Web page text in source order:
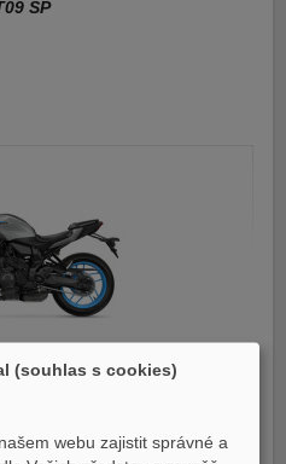
SP
Y-AMT
(souhlas s cookies)
webu zajistit správné a